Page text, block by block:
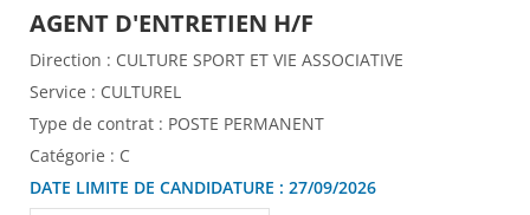
AGENT D'ENTRETIEN H/F
Direction : CULTURE SPORT ET VIE ASSOCIATIVE
Service : CULTUREL
Type de contrat : POSTE PERMANENT
Catégorie : C
DATE LIMITE DE CANDIDATURE : 27/09/2026